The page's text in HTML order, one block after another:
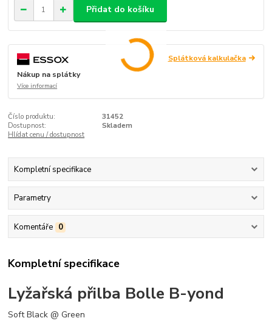
Přidat do košíku
Splátková kalkulačka
Nákup na splátky
Více informací
Číslo produktu:
31452
Dostupnost:
Skladem
Hlídat cenu / dostupnost
Kompletní specifikace
Parametry
Komentáře 0
Kompletní specifikace
Lyžařská přilba Bolle B-yond
Soft Black @ Green